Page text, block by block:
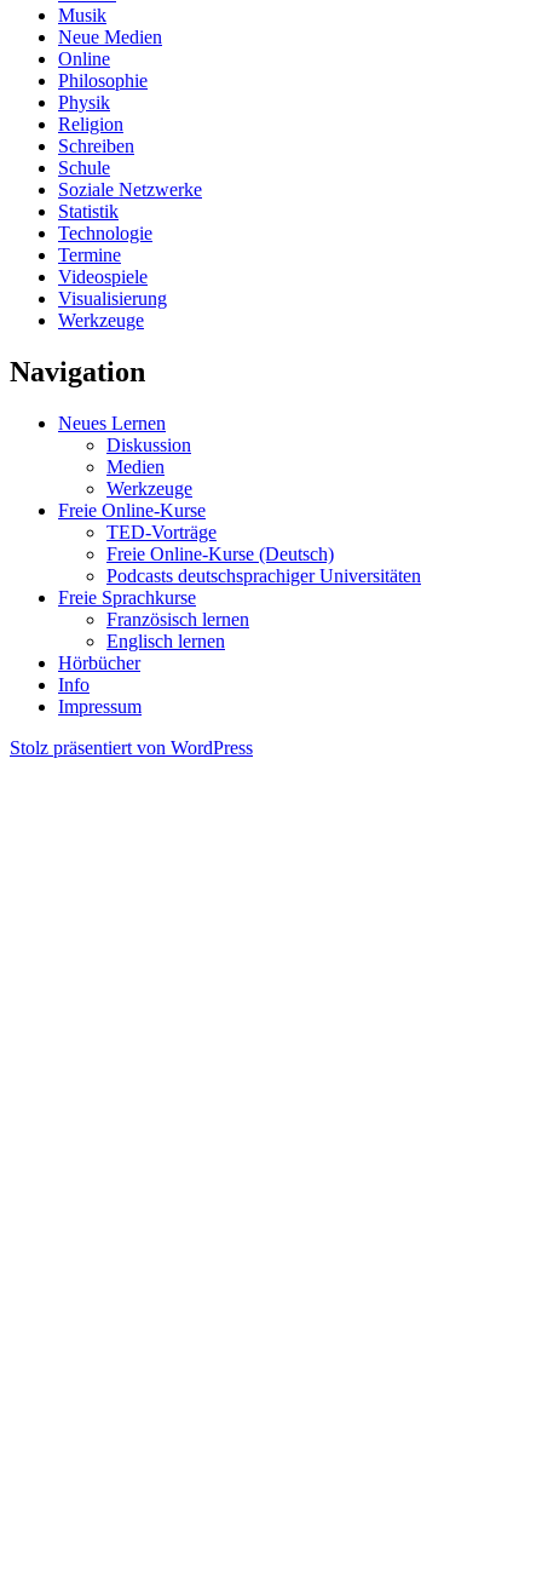
Musik
Neue Medien
Online
Philosophie
Physik
Religion
Schreiben
Schule
Soziale Netzwerke
Statistik
Technologie
Termine
Videospiele
Visualisierung
Werkzeuge
Navigation
Neues Lernen
Diskussion
Medien
Werkzeuge
Freie Online-Kurse
TED-Vorträge
Freie Online-Kurse (Deutsch)
Podcasts deutschsprachiger Universitäten
Freie Sprachkurse
Französisch lernen
Englisch lernen
Hörbücher
Info
Impressum
Stolz präsentiert von WordPress